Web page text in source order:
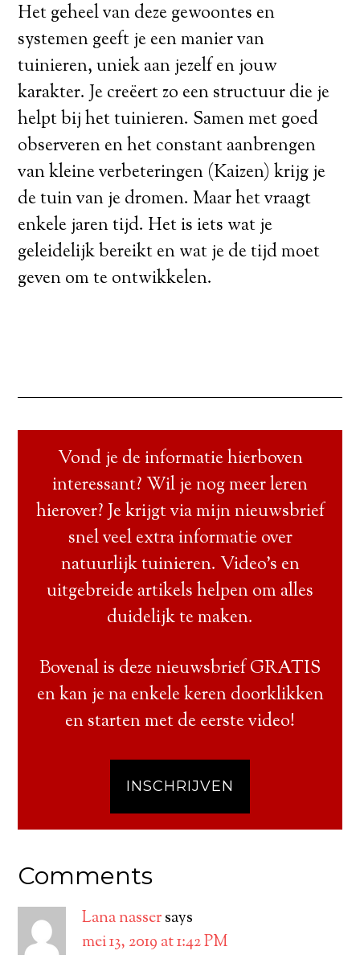
Het geheel van deze gewoontes en
systemen geeft je een manier van
tuinieren, uniek aan jezelf en jouw
karakter. Je creëert zo een structuur die je
helpt bij het tuinieren. Samen met goed
observeren en het constant aanbrengen
van kleine verbeteringen (Kaizen) krijg je
de tuin van je dromen. Maar het vraagt
enkele jaren tijd. Het is iets wat je
geleidelijk bereikt en wat je de tijd moet
geven om te ontwikkelen.
Vond je de informatie hierboven
interessant? Wil je nog meer leren
hierover? Je krijgt via mijn nieuwsbrief
snel veel extra informatie over
natuurlijk tuinieren. Video’s en
uitgebreide artikels helpen om alles
duidelijk te maken.
Bovenal is deze nieuwsbrief GRATIS
en kan je na enkele keren doorklikken
en starten met de eerste video!
INSCHRIJVEN
Comments
Lana nassersays
mei 13, 2019 at 1:42 PM